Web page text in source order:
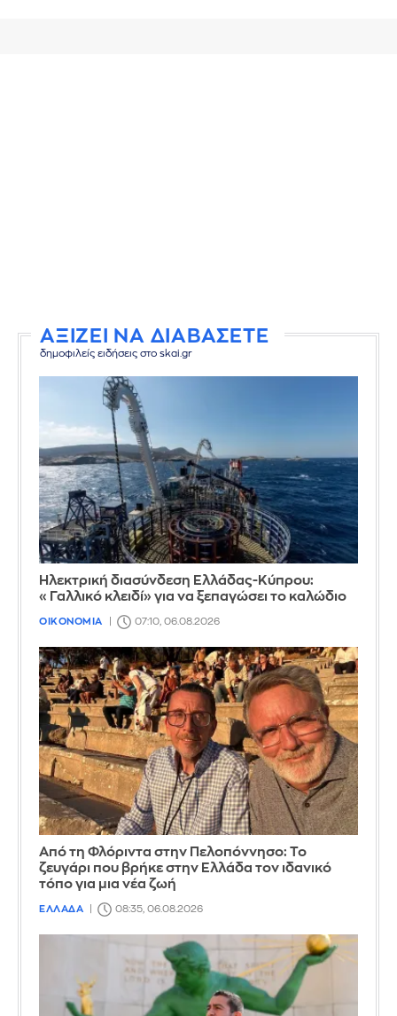
ΑΞΙΖΕΙ ΝΑ ΔΙΑΒΑΣΕΤΕ
δημοφιλείς ειδήσεις στο skai.gr
Ηλεκτρική διασύνδεση Ελλάδας-Κύπρου:
«Γαλλικό κλειδί» για να ξεπαγώσει το καλώδιο
ΟΙΚΟΝΟΜΙΑ 07:10, 06.08.2026
Από τη Φλόριντα στην Πελοπόννησο: Το
ζευγάρι που βρήκε στην Ελλάδα τον ιδανικό
τόπο για μια νέα ζωή
ΕΛΛΑΔΑ 08:35, 06.08.2026